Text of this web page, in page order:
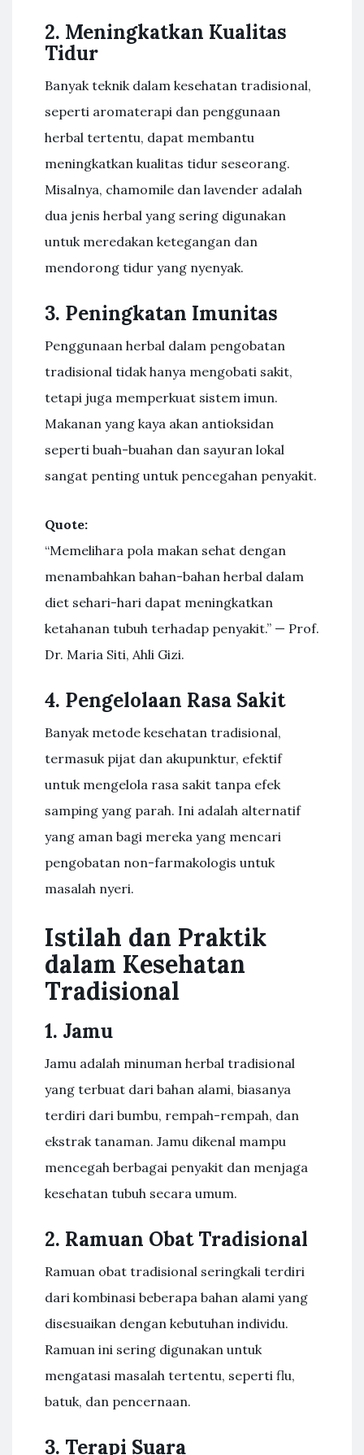
2. Meningkatkan Kualitas
Tidur
Banyak teknik dalam kesehatan tradisional,
seperti aromaterapi dan penggunaan
herbal tertentu, dapat membantu
meningkatkan kualitas tidur seseorang.
Misalnya, chamomile dan lavender adalah
dua jenis herbal yang sering digunakan
untuk meredakan ketegangan dan
mendorong tidur yang nyenyak.
3. Peningkatan Imunitas
Penggunaan herbal dalam pengobatan
tradisional tidak hanya mengobati sakit,
tetapi juga memperkuat sistem imun.
Makanan yang kaya akan antioksidan
seperti buah-buahan dan sayuran lokal
sangat penting untuk pencegahan penyakit.
Quote:
“Memelihara pola makan sehat dengan
menambahkan bahan-bahan herbal dalam
diet sehari-hari dapat meningkatkan
ketahanan tubuh terhadap penyakit.” — Prof.
Dr. Maria Siti, Ahli Gizi.
4. Pengelolaan Rasa Sakit
Banyak metode kesehatan tradisional,
termasuk pijat dan akupunktur, efektif
untuk mengelola rasa sakit tanpa efek
samping yang parah. Ini adalah alternatif
yang aman bagi mereka yang mencari
pengobatan non-farmakologis untuk
masalah nyeri.
Istilah dan Praktik
dalam Kesehatan
Tradisional
1. Jamu
Jamu adalah minuman herbal tradisional
yang terbuat dari bahan alami, biasanya
terdiri dari bumbu, rempah-rempah, dan
ekstrak tanaman. Jamu dikenal mampu
mencegah berbagai penyakit dan menjaga
kesehatan tubuh secara umum.
2. Ramuan Obat Tradisional
Ramuan obat tradisional seringkali terdiri
dari kombinasi beberapa bahan alami yang
disesuaikan dengan kebutuhan individu.
Ramuan ini sering digunakan untuk
mengatasi masalah tertentu, seperti flu,
batuk, dan pencernaan.
3. Terapi Suara